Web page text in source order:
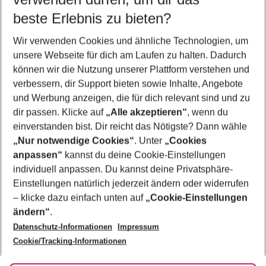
5-8 Nächte
2 Erwachsene Keine Kinder
Mehr Filter anzeigen
Footer
Footer navigation
Über uns
AGB
Bestpreisgarantie
Cookie-Einstellungen ändern
Cookie-Richtlinie
Agenturbetreuung
Barrierefreies Reisen
Folge uns
beste Erlebnis zu bieten?
Wir verwenden Cookies und ähnliche Technologien, um
unsere Webseite für dich am Laufen zu halten. Dadurch
können wir die Nutzung unserer Plattform verstehen und
verbessern, dir Support bieten sowie Inhalte, Angebote
und Werbung anzeigen, die für dich relevant sind und zu
dir passen. Klicke auf „Alle akzeptieren“, wenn du
einverstanden bist. Dir reicht das Nötigste? Dann wähle
„Nur notwendige Cookies“. Unter „Cookies
anpassen“ kannst du deine Cookie-Einstellungen
individuell anpassen. Du kannst deine Privatsphäre-
Einstellungen natürlich jederzeit ändern oder widerrufen
– klicke dazu einfach unten auf „Cookie-Einstellungen
ändern“.
Datenschutz-Informationen
Impressum
Cookie/Tracking-Informationen